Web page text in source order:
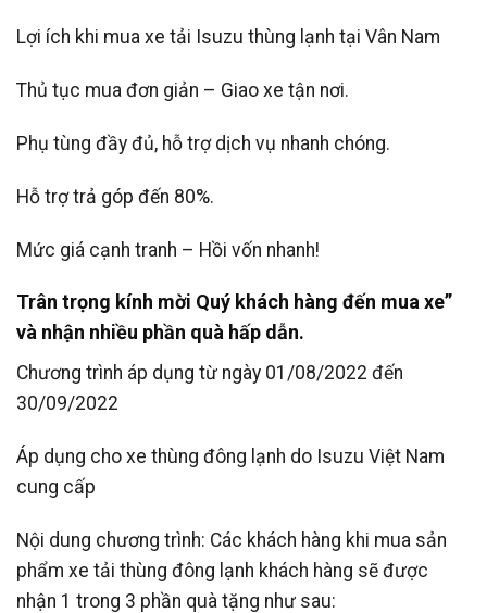
Lợi ích khi mua xe tải Isuzu thùng lạnh tại Vân Nam
Thủ tục mua đơn giản – Giao xe tận nơi.
Phụ tùng đầy đủ, hỗ trợ dịch vụ nhanh chóng.
Hỗ trợ trả góp đến 80%.
Mức giá cạnh tranh – Hồi vốn nhanh!
Trân trọng kính mời Quý khách hàng đến mua xe”
và nhận nhiều phần quà hấp dẫn.
Chương trình áp dụng từ ngày 01/08/2022 đến
30/09/2022
Áp dụng cho xe thùng đông lạnh do Isuzu Việt Nam
cung cấp
Nội dung chương trình: Các khách hàng khi mua sản
phẩm xe tải thùng đông lạnh khách hàng sẽ được
nhận 1 trong 3 phần quà tặng như sau: